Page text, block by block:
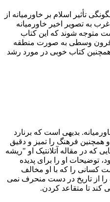
تأثیر اسلام بر خاورمیانه از
به تصویر اخیر خاورمیانه
متوجه شوند که این کتاب
قرون وسطی به صورت منطقه
همچنین کتاب خوبی در مورد رشد
بدیهی است که برنارد
فرهنگ را تمیز و دقیق
که در مقاله آتلانتیک او "ریشه
توضیحات او را برای پدیده
کسانی را که با او مخالف
را از تاریخ در دست منحرف نمی
کند تا متقاعد کردن.